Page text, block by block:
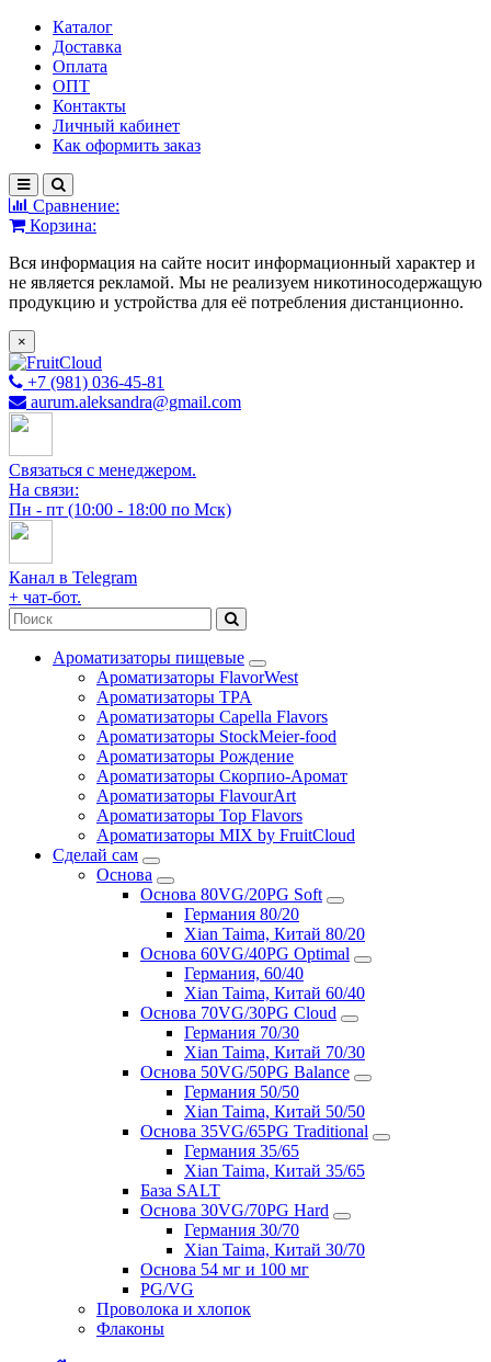
Каталог
Доставка
Оплата
ОПТ
Контакты
Личный кабинет
Как оформить заказ
Сравнение:
Корзина:
Вся информация на сайте носит информационный характер и
не является рекламой. Мы не реализуем никотиносодержащую
продукцию и устройства для её потребления дистанционно.
×
+7 (981) 036-45-81
aurum.aleksandra@gmail.com
Связаться с менеджером.
На связи:
Пн - пт (10:00 - 18:00 по Мск)
Канал в Telegram
+ чат-бот.
Ароматизаторы пищевые
Ароматизаторы FlavorWest
Ароматизаторы TPA
Ароматизаторы Capella Flavors
Ароматизаторы StockMeier-food
Ароматизаторы Рождение
Ароматизаторы Скорпио-Аромат
Ароматизаторы FlavourArt
Ароматизаторы Top Flavors
Ароматизаторы MIX by FruitCloud
Сделай сам
Основа
Основа 80VG/20PG Soft
Германия 80/20
Xian Taima, Китай 80/20
Основа 60VG/40PG Optimal
Германия, 60/40
Xian Taima, Китай 60/40
Основа 70VG/30PG Cloud
Германия 70/30
Xian Taima, Китай 70/30
Основа 50VG/50PG Balance
Германия 50/50
Xian Taima, Китай 50/50
Основа 35VG/65PG Traditional
Германия 35/65
Xian Taima, Китай 35/65
База SALT
Основа 30VG/70PG Hard
Германия 30/70
Xian Taima, Китай 30/70
Основа 54 мг и 100 мг
PG/VG
Проволока и хлопок
Флаконы